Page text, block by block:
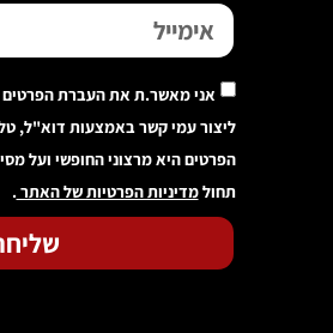
אני מאשר.ת את העברת הפרטים
ליצור עמי קשר באמצעות דוא"ל,
הפרטים היא מרצוני החופשי ועל
תחולמדיניות הפרטיות של האתר.